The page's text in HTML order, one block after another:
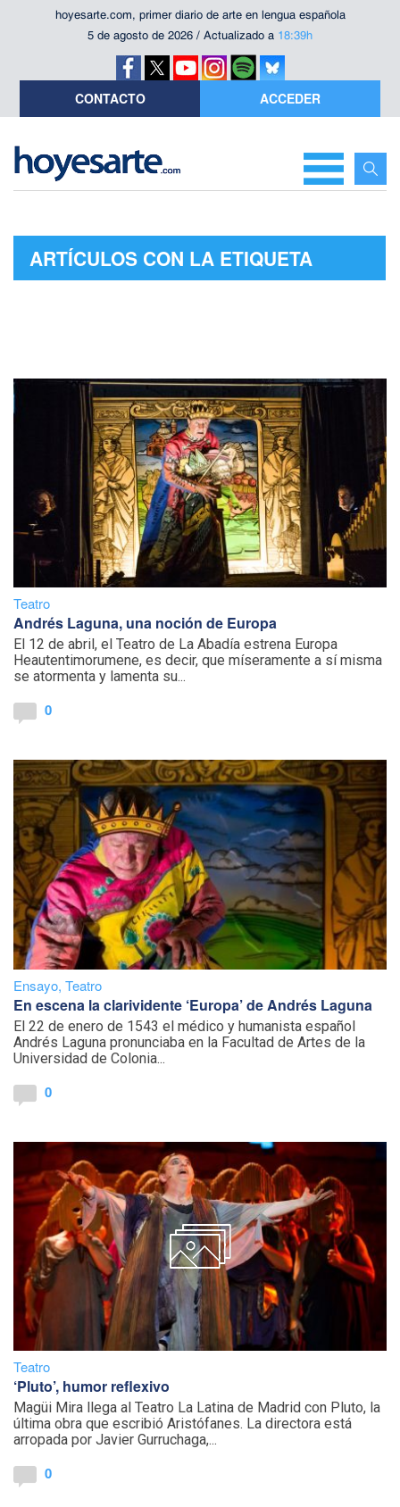
hoyesarte.com, primer diario de arte en lengua española
5 de agosto de 2026 / Actualizado a 18:39h
CONTACTO ACCEDER
ARTÍCULOS CON LA ETIQUETA
Teatro
Andrés Laguna, una noción de Europa
El 12 de abril, el Teatro de La Abadía estrena Europa
Heautentimorumene, es decir, que míseramente a sí misma
se atormenta y lamenta su...
0
Ensayo, Teatro
En escena la clarividente ‘Europa’ de Andrés Laguna
El 22 de enero de 1543 el médico y humanista español
Andrés Laguna pronunciaba en la Facultad de Artes de la
Universidad de Colonia...
0
Teatro
‘Pluto’, humor reflexivo
Magüi Mira llega al Teatro La Latina de Madrid con Pluto, la
última obra que escribió Aristófanes. La directora está
arropada por Javier Gurruchaga,...
0